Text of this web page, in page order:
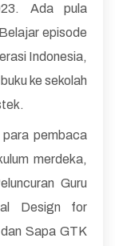
Ada pula
episode
Indonesia,
ke sekolah
pembaca
merdeka,
Guru
Design for
Sapa GTK